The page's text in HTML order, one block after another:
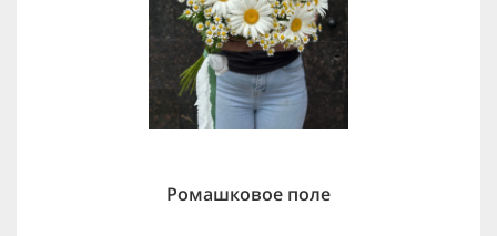
Ромашковое поле